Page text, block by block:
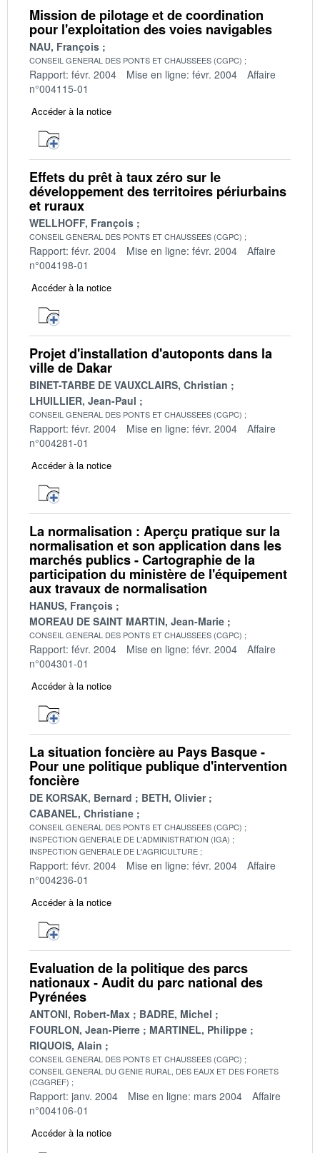
Mission de pilotage et de coordination
pour l'exploitation des voies navigables
NAU, François
CONSEIL GENERAL DES PONTS ET CHAUSSEES (CGPC)
Rapport: févr. 2004 Mise en ligne: févr. 2004
Affaire
n°004115-01
Accéder à la notice
Effets du prêt à taux zéro sur le
développement des territoires périurbains
et ruraux
WELLHOFF, François
CONSEIL GENERAL DES PONTS ET CHAUSSEES (CGPC)
Rapport: févr. 2004 Mise en ligne: févr. 2004
Affaire
n°004198-01
Accéder à la notice
Projet d'installation d'autoponts dans la
ville de Dakar
BINET-TARBE DE VAUXCLAIRS, Christian
LHUILLIER, Jean-Paul
CONSEIL GENERAL DES PONTS ET CHAUSSEES (CGPC)
Rapport: févr. 2004 Mise en ligne: févr. 2004
Affaire
n°004281-01
Accéder à la notice
La normalisation : Aperçu pratique sur la
normalisation et son application dans les
marchés publics - Cartographie de la
participation du ministère de l'équipement
aux travaux de normalisation
HANUS, François
MOREAU DE SAINT MARTIN, Jean-Marie
CONSEIL GENERAL DES PONTS ET CHAUSSEES (CGPC)
Rapport: févr. 2004 Mise en ligne: févr. 2004
Affaire
n°004301-01
Accéder à la notice
La situation foncière au Pays Basque -
Pour une politique publique d'intervention
foncière
DE KORSAK, Bernard
BETH, Olivier
CABANEL, Christiane
CONSEIL GENERAL DES PONTS ET CHAUSSEES (CGPC)
INSPECTION GENERALE DE L'ADMINISTRATION (IGA)
INSPECTION GENERALE DE L'AGRICULTURE
Rapport: févr. 2004 Mise en ligne: févr. 2004
Affaire
n°004236-01
Accéder à la notice
Evaluation de la politique des parcs
nationaux - Audit du parc national des
Pyrénées
ANTONI, Robert-Max
BADRE, Michel
FOURLON, Jean-Pierre
MARTINEL, Philippe
RIQUOIS, Alain
CONSEIL GENERAL DES PONTS ET CHAUSSEES (CGPC)
CONSEIL GENERAL DU GENIE RURAL, DES EAUX ET DES FORETS
(CGGREF)
Rapport: janv. 2004 Mise en ligne: mars 2004
Affaire
n°004106-01
Accéder à la notice